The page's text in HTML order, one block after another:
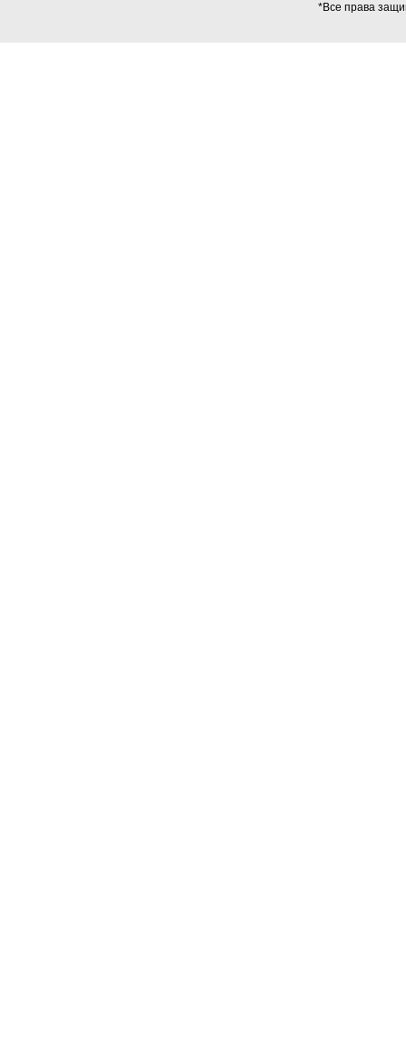
*Все права